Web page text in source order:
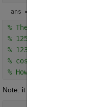
ans = Inf
% The only non-inf
% 12534 -> (5<>3) ->
% 12354 -> (5<>4) ->
% cost = 2 (5 started
% However instead
Note: it does allow for a